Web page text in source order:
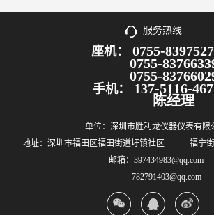
服务热线
座机：
0755-
0755-
0755-
手机：
137-5116-
陈经理
单位：深圳市胜利龙仪器仪表有限
地址：深圳市福田区福田街道圩镇社区 福宁街
邮箱：397434983@qq.com
782791403@qq.com